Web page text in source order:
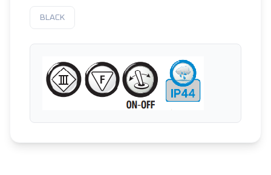
BLACK